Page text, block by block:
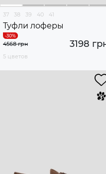
37 38 39 40 41
Туфли лоферы
3198
4568 грн
5 цветов